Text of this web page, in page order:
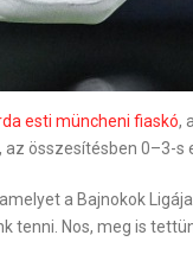
esti müncheni fiaskó,
összesítésben 0–3-s
a Bajnokok
Nos, meg is